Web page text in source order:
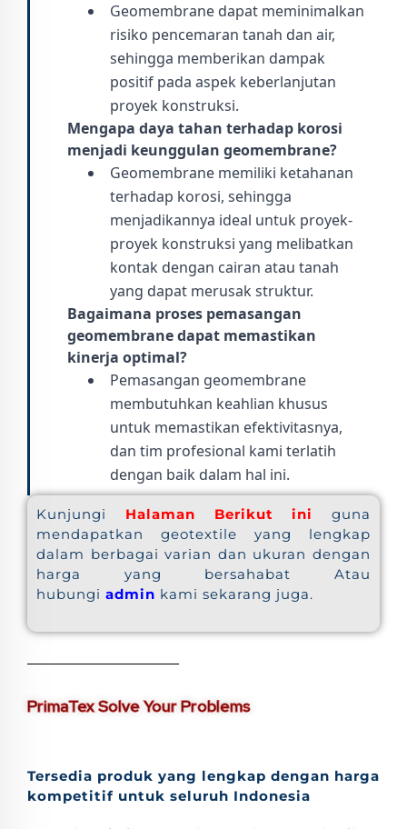
Geomembrane dapat meminimalkan
risiko pencemaran tanah dan air,
sehingga memberikan dampak
positif pada aspek keberlanjutan
proyek konstruksi.
Mengapa daya tahan terhadap korosi
menjadi keunggulan geomembrane?
Geomembrane memiliki ketahanan
terhadap korosi, sehingga
menjadikannya ideal untuk proyek-
proyek konstruksi yang melibatkan
kontak dengan cairan atau tanah
yang dapat merusak struktur.
Bagaimana proses pemasangan
geomembrane dapat memastikan
kinerja optimal?
Pemasangan geomembrane
membutuhkan keahlian khusus
untuk memastikan efektivitasnya,
dan tim profesional kami terlatih
dengan baik dalam hal ini.
Kunjungi Halaman Berikut ini
guna
mendapatkan geotextile yang lengkap
dalam berbagai varian dan ukuran dengan
harga yang bersahabat Atau
hubungi admin kami sekarang juga.
PrimaTex Solve Your Problems
Tersedia produk yang lengkap dengan harga
kompetitif untuk seluruh Indonesia